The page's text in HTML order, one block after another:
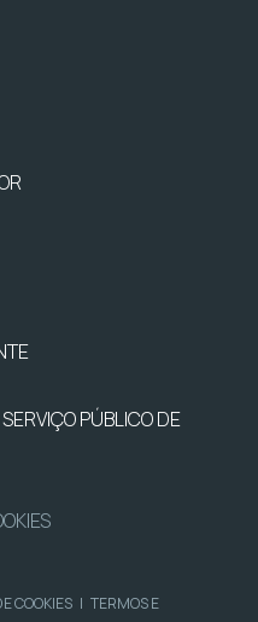
PÚBLICO DE
COOKIES | TERMOS E